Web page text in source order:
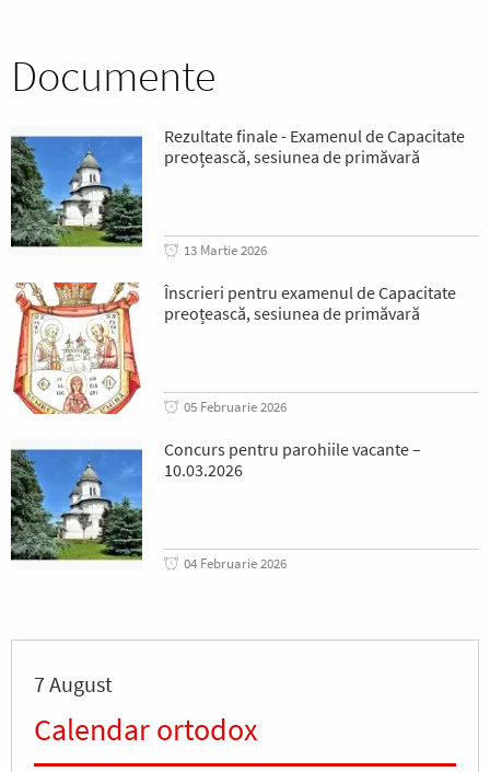
Documente
Rezultate finale - Examenul de Capacitate
preoțească, sesiunea de primăvară
13 Martie 2026
Înscrieri pentru examenul de Capacitate
preoțească, sesiunea de primăvară
05 Februarie 2026
Concurs pentru parohiile vacante –
10.03.2026
04 Februarie 2026
7 August
Calendar ortodox